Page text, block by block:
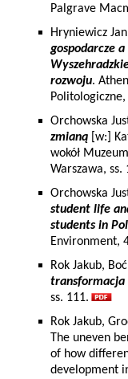
Palgrave
Hryniewicz
gospodarcze
rozwoju.
Orchowska
zmianą [w:]
wokół
Warszawa, ss.
Orchowska
student life
students in
Environment,
Rok Jakub,
transformacja
ss. 111.
Rok Jakub,
The uneven
of how
development